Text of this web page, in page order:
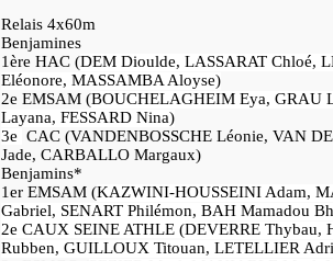
Relais 4x60m
Benjamines
1ère HAC (DEM Dioulde,LASSARAT Chloé,
Eléonore,MASSAMBA Aloyse)
2e EMSAM (BOUCHELAGHEIM Eya,GRAU
Layana,FESSARD Nina)
3e CAC (VANDENBOSSCHE Léonie,VAN
Jade,CARBALLO Margaux)
Benjamins*
1er EMSAM (KAZWINI-HOUSSEINI Adam,
Gabriel, SENART Philémon, BAH Mamadou
2e CAUX SEINE ATHLE (DEVERRE Thybau,
Rubben,GUILLOUX Titouan,LETELLIER